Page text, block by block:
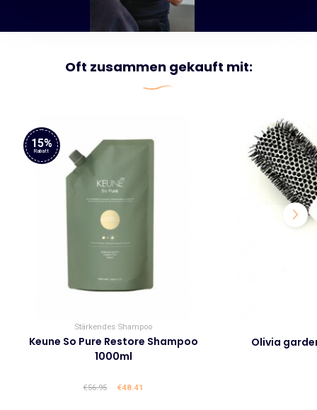
Oft zusammen gekauft mit:
15%
Rabatt
Stärkendes Shampoo
Keune So Pure Restore Shampoo
1000ml
€56.95
Ursprünglicher
€48.41
Olivia